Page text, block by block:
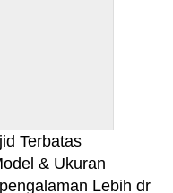
Terbatas
& Ukuran
Lebih dr